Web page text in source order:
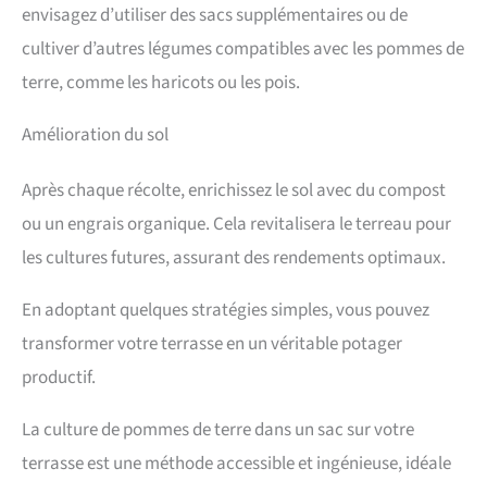
envisagez d’utiliser des sacs supplémentaires ou de
cultiver d’autres légumes compatibles avec les pommes de
terre, comme les haricots ou les pois.
Amélioration du sol
Après chaque récolte, enrichissez le sol avec du compost
ou un engrais organique. Cela revitalisera le terreau pour
les cultures futures, assurant des rendements optimaux.
En adoptant quelques stratégies simples, vous pouvez
transformer votre terrasse en un véritable potager
productif.
La culture de pommes de terre dans un sac sur votre
terrasse est une méthode accessible et ingénieuse, idéale